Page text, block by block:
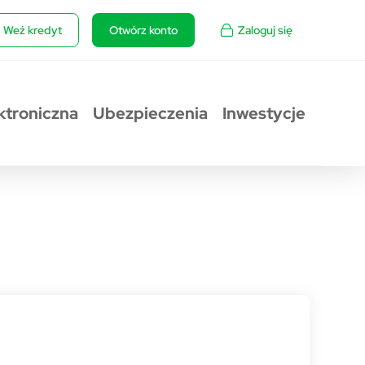
Weź kredyt Otwórz konto Zaloguj się
Ubezpieczenia Inwestycje